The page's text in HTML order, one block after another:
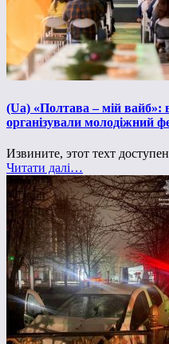
(Ua) «Полтава – мій вайб»:
організували молодіжний
Извините, этот техт
Читати далі…